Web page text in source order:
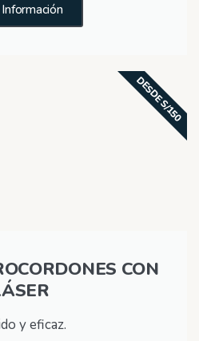
Información
CON
y eficaz.
DESDE S/150